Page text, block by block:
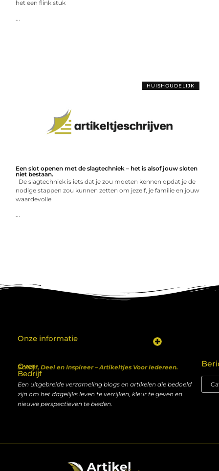
het een flink stuk
...
HUISHOUDELIJK
Een slot openen met de slagtechniek – het is alsof jouw sloten
niet bestaan.
De slagtechniek is iets dat je zou moeten kennen opdat je de
nodige stappen zou kunnen zetten om jezelf, je familie en jouw
waardevolle
...
Over
Bedrijf
Schrijf, Deel en Inspireer – Artikeltjes Voor Iedereen.
Een uitgebreide verzameling blogs en artikelen die bedoeld
zijn om het dagelijks leven te verrijken, kleur te geven en
nieuwe perspectieven te bieden.
Onze informatie